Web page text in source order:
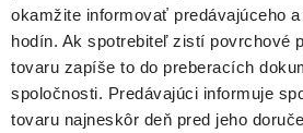
okamžite informovať predávajúceho
hodín. Ak spotrebiteľ zistí povrchové
tovaru zapíše to do preberacích
spoločnosti. Predávajúci informuje
tovaru najneskôr deň pred jeho